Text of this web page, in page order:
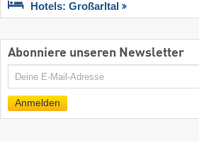
Hotels: Großarltal
Abonniere unseren Newsletter
E-
Anmelden